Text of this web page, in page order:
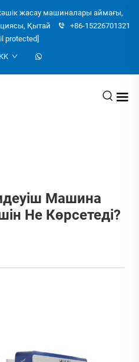
жасау машиналары аймағы,
Қытай
+86-15226701321
protected]
KK
Машина
Не Көрсетеді?